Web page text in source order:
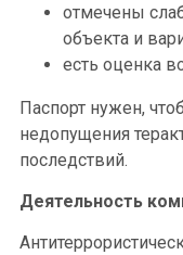
отмечены
объекта и
есть оценка
Паспорт нужен,
недопущения
последствий.
Деятельность